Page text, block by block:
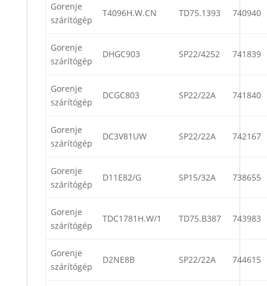
Gorenje
szárítógép
T4096H.W.CN TD75.1393 740940
Gorenje
szárítógép
DHGC903 SP22/4252 741839
Gorenje
szárítógép
DCGC803 SP22/22A 741840
Gorenje
szárítógép
DC3V81UW SP22/22A 742167
Gorenje
szárítógép
D11E82/G SP15/32A 738655
Gorenje
szárítógép
TDC1781H.W/1 TD75.B387 743983
Gorenje
szárítógép
D2NE8B SP22/22A 744615